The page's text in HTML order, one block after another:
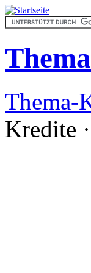
Thema-
Kredite